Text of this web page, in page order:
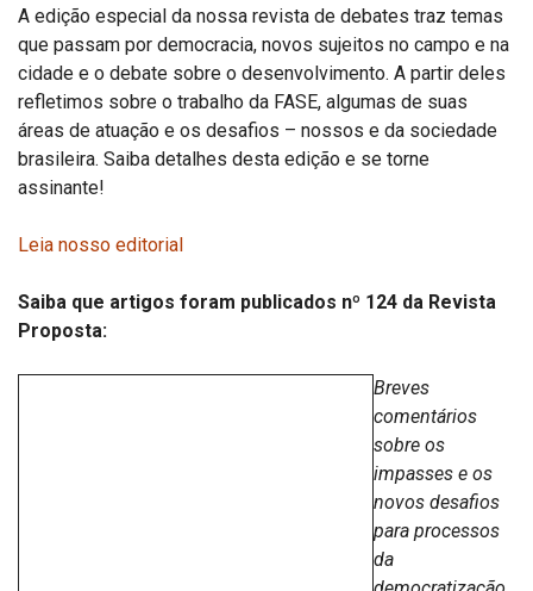
A edição especial da nossa revista de debates traz temas
que passam por democracia, novos sujeitos no campo e na
cidade e o debate sobre o desenvolvimento. A partir deles
refletimos sobre o trabalho da FASE, algumas de suas
áreas de atuação e os desafios – nossos e da sociedade
brasileira. Saiba detalhes desta edição e se torne
assinante!
Leia nosso editorial
Saiba que artigos foram publicados nº 124 da Revista
Proposta:
Breves
comentários
sobre os
impasses e os
novos desafios
para processos
da